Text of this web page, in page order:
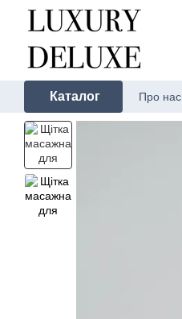
Перейти до основного контенту
Каталог Про нас